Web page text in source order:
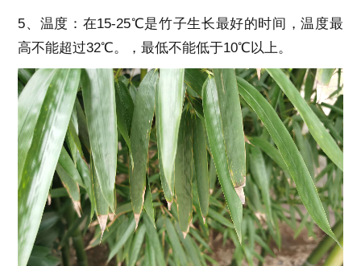
5、温度：在15-25℃是竹子生长最好的时间，温度最
高不能超过32℃。，最低不能低于10℃以上。